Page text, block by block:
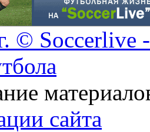
©
сайта